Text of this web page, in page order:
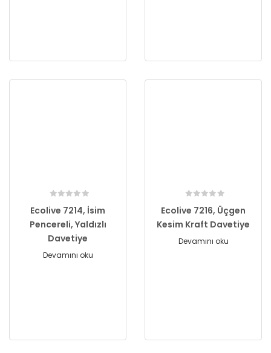
Ecolive 7214, İsim
Pencereli, Yaldızlı
Davetiye
Devamını oku
Ecolive 7216, Üçgen
Kesim Kraft Davetiye
Devamını oku